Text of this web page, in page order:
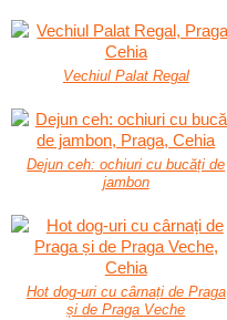
Vechiul Palat Regal
Dejun ceh: ochiuri cu bucăți de
jambon
Hot dog-uri cu cârnați de Praga
și de Praga Veche